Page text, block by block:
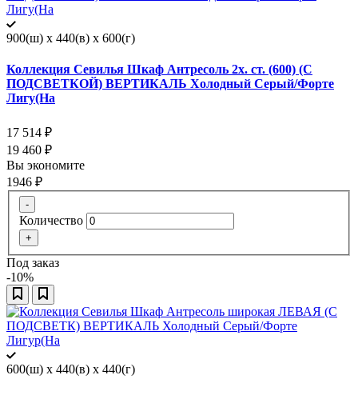
900(ш) x 440(в) x 600(г)
Коллекция Севилья Шкаф Антресоль 2х. ст. (600) (С
ПОДСВЕТКОЙ) ВЕРТИКАЛЬ Холодный Серый/Форте
Лигу(На
17 514 ₽
19 460 ₽
Вы экономите
1946 ₽
-
Количество
+
Под заказ
-10%
600(ш) x 440(в) x 440(г)